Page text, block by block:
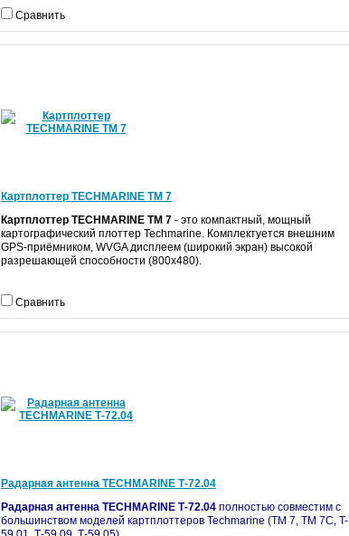
Сравнить
Картплоттер TECHMARINE TM 7
Картплоттер TECHMARINE TM 7 - это компактный, мощный
картографический плоттер Techmarine. Комплектуется внешним
GPS-приёмником, WVGA дисплеем (широкий экран) высокой
разрешающей способности (800x480).
Сравнить
Радарная антенна TECHMARINE Т-72.04
Радарная антенна TECHMARINE Т-72.04 полностью совместим с
большинством моделей картплоттеров Techmarine (TM 7, TM 7С, T-